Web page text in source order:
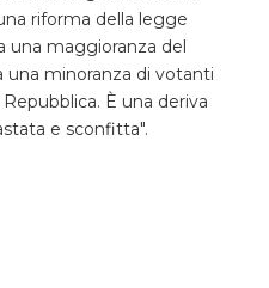
riforma della legge
una maggioranza del
una minoranza di votanti
È una deriva
e sconfitta".